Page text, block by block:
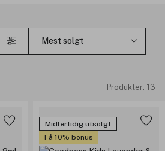
Produkter: 13
Midlertidig utsolgt
Få 10% bonus